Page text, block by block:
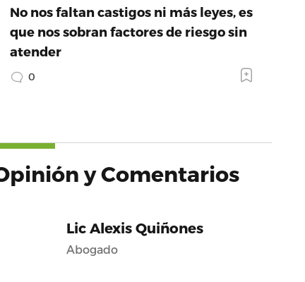
No nos faltan castigos ni más leyes, es
que nos sobran factores de riesgo sin
atender
0
y Comentarios
Lic Alexis Quiñones
Abogado